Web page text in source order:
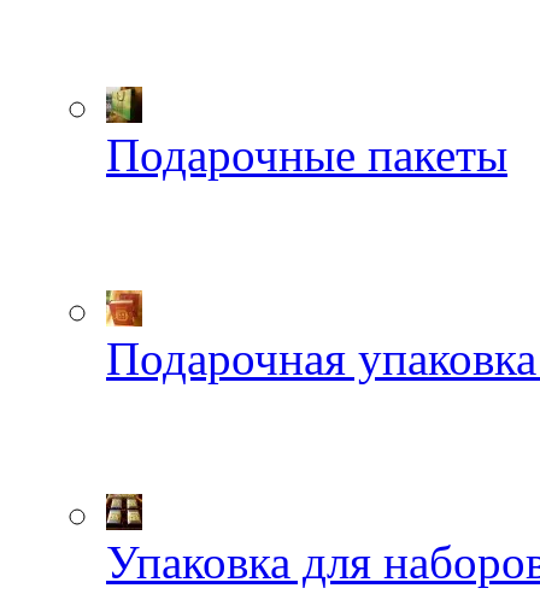
Подарочные пакеты
Подарочная
Упаковка для